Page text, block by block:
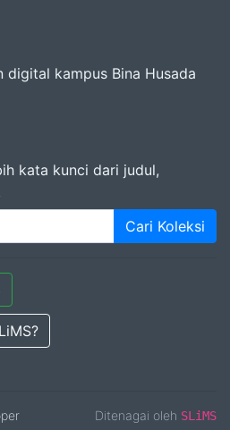
digital kampus Bina Husada
kata kunci dari judul,
Cari Koleksi
Ditenagai oleh SLiMS